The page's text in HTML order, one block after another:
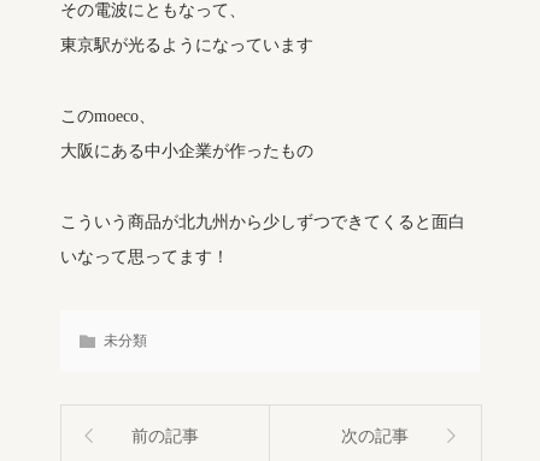
その電波にともなって、
東京駅が光るようになっています
このmoeco、
大阪にある中小企業が作ったもの
こういう商品が北九州から少しずつできてくると面白
いなって思ってます！
未分類
前の記事 次の記事